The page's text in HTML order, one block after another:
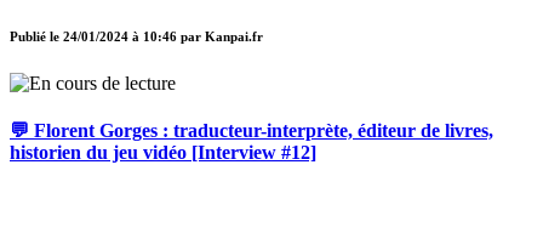
Publié le 24/01/2024 à 10:46 par Kanpai.fr
💬 Florent Gorges : traducteur-interprète, éditeur de livres,
historien du jeu vidéo [Interview #12]